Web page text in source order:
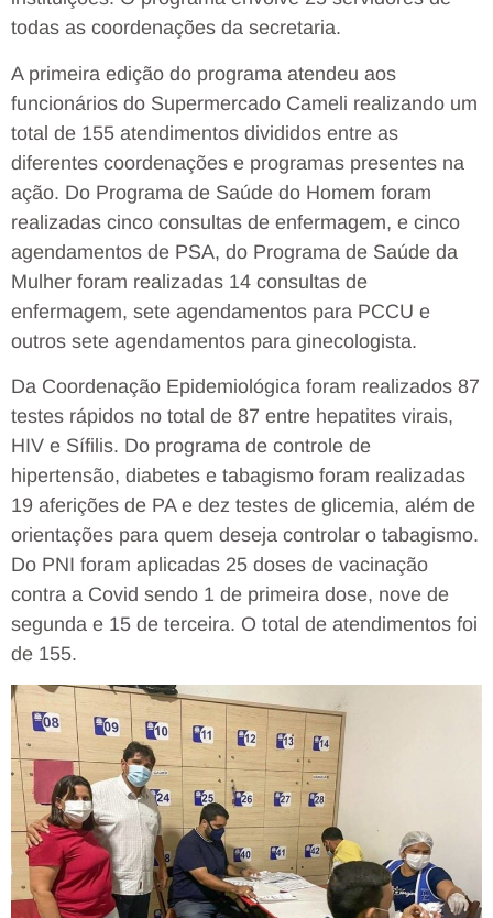
todas as coordenações da secretaria.
A primeira edição do programa atendeu aos
funcionários do Supermercado Cameli realizando um
total de 155 atendimentos divididos entre as
diferentes coordenações e programas presentes na
ação. Do Programa de Saúde do Homem foram
realizadas cinco consultas de enfermagem, e cinco
agendamentos de PSA, do Programa de Saúde da
Mulher foram realizadas 14 consultas de
enfermagem, sete agendamentos para PCCU e
outros sete agendamentos para ginecologista.
Da Coordenação Epidemiológica foram realizados 87
testes rápidos no total de 87 entre hepatites virais,
HIV e Sífilis. Do programa de controle de
hipertensão, diabetes e tabagismo foram realizadas
19 aferições de PA e dez testes de glicemia, além de
orientações para quem deseja controlar o tabagismo.
Do PNI foram aplicadas 25 doses de vacinação
contra a Covid sendo 1 de primeira dose, nove de
segunda e 15 de terceira. O total de atendimentos foi
de 155.